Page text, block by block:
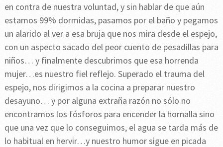
en contra de nuestra voluntad, y sin hablar de que aún
estamos 99% dormidas, pasamos por el baño y pegamos
un alarido al ver a esa bruja que nos mira desde el espejo,
con un aspecto sacado del peor cuento de pesadillas para
niños… y finalmente descubrimos que esa horrenda
mujer…es nuestro fiel reflejo. Superado el trauma del
espejo, nos dirigimos a la cocina a preparar nuestro
desayuno… y por alguna extraña razón no sólo no
encontramos los fósforos para encender la hornalla sino
que una vez que lo conseguimos, el agua se tarda más de
lo habitual en hervir…y nuestro humor sigue en picada